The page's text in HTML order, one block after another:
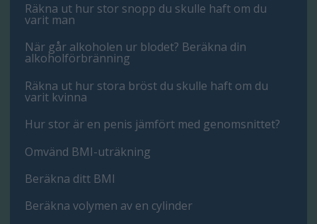
Räkna ut hur stor snopp du skulle haft om du
varit man
När går alkoholen ur blodet? Beräkna din
alkoholförbränning
Räkna ut hur stora bröst du skulle haft om du
varit kvinna
Hur stor är en penis jämfört med genomsnittet?
Omvänd BMI-uträkning
Beräkna ditt BMI
Beräkna volymen av en cylinder